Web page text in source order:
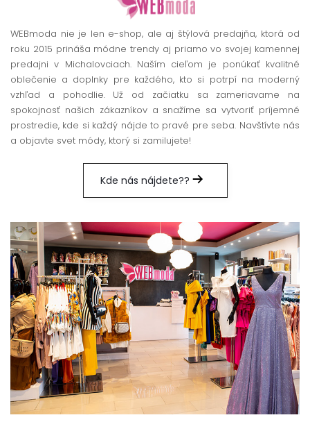
WEBmoda nie je len e-shop, ale aj štýlová predajňa, ktorá od
roku 2015 prináša módne trendy aj priamo vo svojej kamennej
predajni v Michalovciach. Naším cieľom je ponúkať kvalitné
oblečenie a doplnky pre každého, kto si potrpí na moderný
vzhľad a pohodlie. Už od začiatku sa zameriavame na
spokojnosť našich zákazníkov a snažíme sa vytvoriť príjemné
prostredie, kde si každý nájde to pravé pre seba. Navštívte nás
a objavte svet módy, ktorý si zamilujete!
Kde nás nájdete??